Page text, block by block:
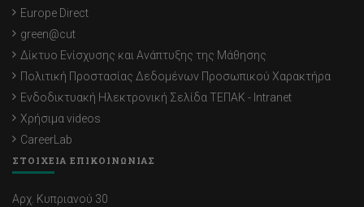
Europe Direct
green@cut
Δίκτυο Ενίσχυσης και Ανάπτυξης της Μάθησης
Πολιτική Προστασίας Δεδομένων Προσωπικού Χαρακτήρα
Ενδοδικτυακή Ηλεκτρονική Σελίδα ΤΕΠΑΚ - Intranet
Χρήσιμα videos
CareerLab
ΣΤΟΙΧΕΙΑ ΕΠΙΚΟΙΝΩΝΙΑΣ
Αρχ. Κυπριανού 30